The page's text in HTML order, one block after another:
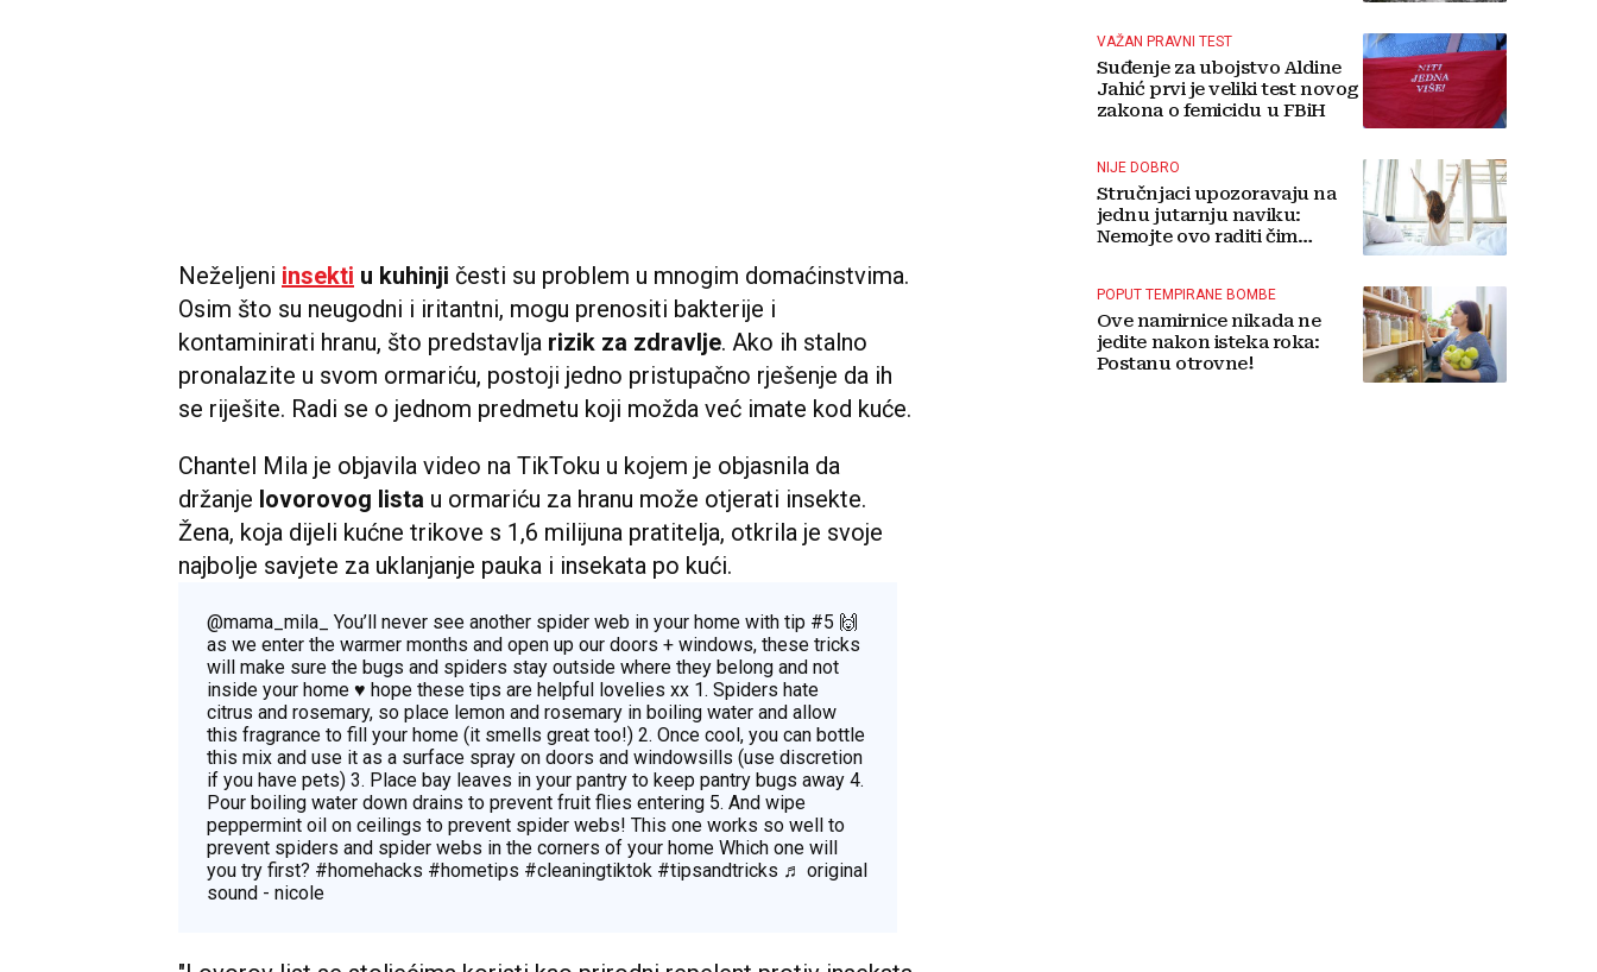
Neželjeni insekti u kuhinji česti su problem u mnogim domaćinstvima.
Osim što su neugodni i iritantni, mogu prenositi bakterije i
kontaminirati hranu, što predstavlja rizik za zdravlje. Ako ih stalno
pronalazite u svom ormariću, postoji jedno pristupačno rješenje da ih
se riješite. Radi se o jednom predmetu koji možda već imate kod kuće.
Chantel Mila je objavila video na TikToku u kojem je objasnila da
držanje lovorovog lista u ormariću za hranu može otjerati insekte.
Žena, koja dijeli kućne trikove s 1,6 milijuna pratitelja, otkrila je svoje
najbolje savjete za uklanjanje pauka i insekata po kući.
@mama_mila_ You’ll never see another spider web in your home with tip #5 🙌
as we enter the warmer months and open up our doors + windows, these tricks
will make sure the bugs and spiders stay outside where they belong and not
inside your home ♥️ hope these tips are helpful lovelies xx 1. Spiders hate
citrus and rosemary, so place lemon and rosemary in boiling water and allow
this fragrance to fill your home (it smells great too!) 2. Once cool, you can bottle
this mix and use it as a surface spray on doors and windowsills (use discretion
if you have pets) 3. Place bay leaves in your pantry to keep pantry bugs away 4.
Pour boiling water down drains to prevent fruit flies entering 5. And wipe
peppermint oil on ceilings to prevent spider webs! This one works so well to
prevent spiders and spider webs in the corners of your home Which one will
you try first? #homehacks #hometips #cleaningtiktok #tipsandtricks ♬ original
sound - nicole
VAŽAN PRAVNI TEST
Suđenje za ubojstvo Aldine
Jahić prvi je veliki test novog
zakona o femicidu u FBiH
NIJE DOBRO
Stručnjaci upozoravaju na
jednu jutarnju naviku:
Nemojte ovo raditi čim
POPUT TEMPIRANE BOMBE
Ove namirnice nikada ne
jedite nakon isteka roka:
Postanu otrovne!